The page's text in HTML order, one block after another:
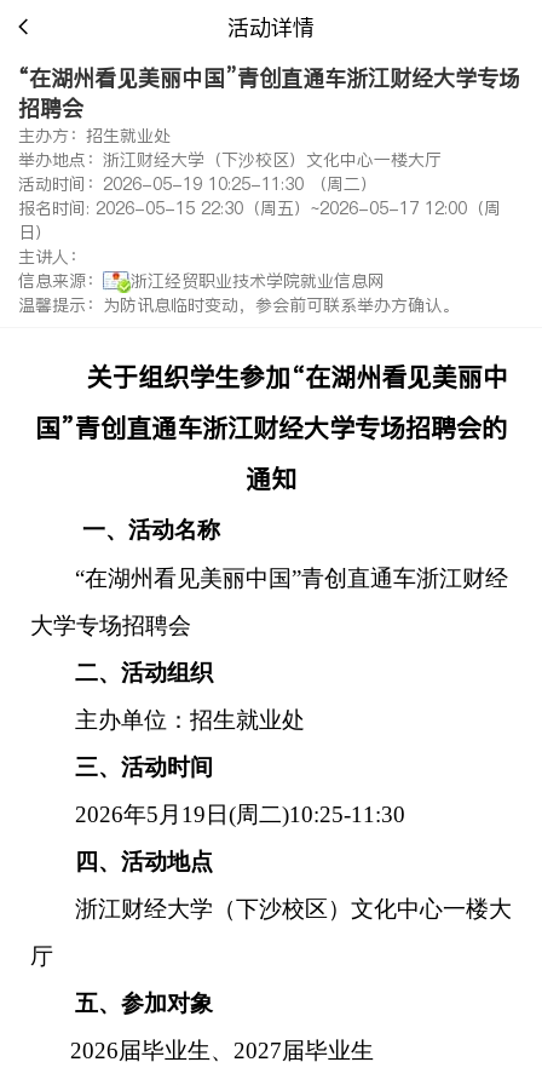
活动详情
“在湖州看见美丽中国”青创直通车浙江财经大学专场
招聘会
主办方：招生就业处
举办地点：浙江财经大学（下沙校区）文化中心一楼大厅
活动时间：2026-05-19 10:25-11:30 （周二）
报名时间: 2026-05-15 22:30（周五）~2026-05-17 12:00（周
日）
主讲人：
信息来源：
浙江经贸职业技术学院就业信息网
温馨提示：为防讯息临时变动，参会前可联系举办方确认。
关于组织学生参加“在湖州看见美丽中
国”青创直通车浙江财经大学专场招聘会的
通知
一、 活动名称
“在湖州看见美丽中国”青创直通车浙江财经
大学专场招聘会
二、活动组织
主办单位：招生就业处
三、活动时间
2026年5月19日(周二)10:25-11:30
四、活动地点
浙江财经大学（下沙校区）文化中心一楼大
厅
五、参加对象
2026届毕业生、 2027届毕业生